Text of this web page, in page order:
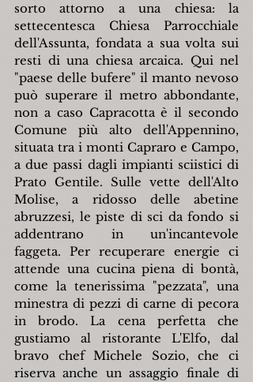
sorto attorno a una chiesa: la
settecentesca Chiesa Parrocchiale
dell'Assunta, fondata a sua volta sui
resti di una chiesa arcaica. Qui nel
"paese delle bufere" il manto nevoso
può superare il metro abbondante,
non a caso Capracotta è il secondo
Comune più alto dell'Appennino,
situata tra i monti Capraro e Campo,
a due passi dagli impianti sciistici di
Prato Gentile. Sulle vette dell'Alto
Molise, a ridosso delle abetine
abruzzesi, le piste di sci da fondo si
addentrano in un'incantevole
faggeta. Per recuperare energie ci
attende una cucina piena di bontà,
come la tenerissima "pezzata", una
minestra di pezzi di carne di pecora
in brodo. La cena perfetta che
gustiamo al ristorante L'Elfo, dal
bravo chef Michele Sozio, che ci
riserva anche un assaggio finale di